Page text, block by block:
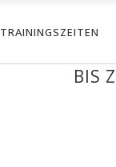
TRAININGSZEITEN
BIS